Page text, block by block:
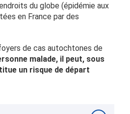
du globe (épidémie aux
en France par des
de cas autochtones de
malade, il peut, sous
un risque de départ